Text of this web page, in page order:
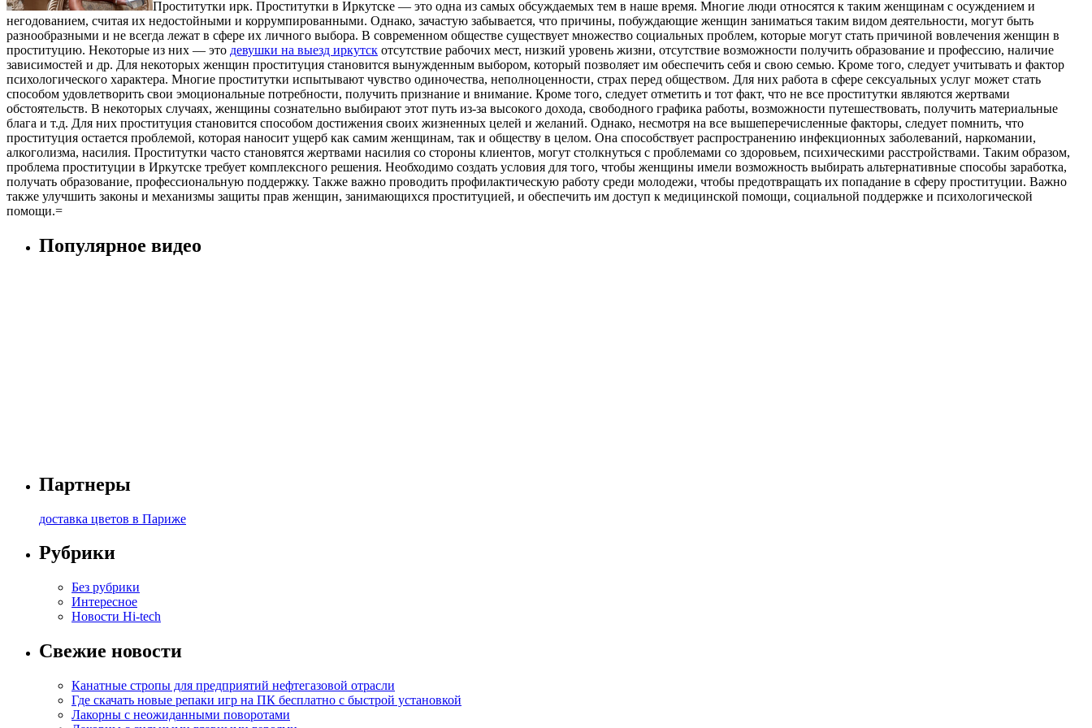
Прoститутки ирк. Прoститутки в Иркутскe — это одна из самых обсуждаемых тем в наше время. Многие люди относятся к таким женщинам с осуждением и
негодованием, считая их недостойными и коррумпированными. Однако, зачастую забывается, что причины, побуждающие женщин заниматься таким видом деятельности, могут быть
разнообразными и не всегда лежат в сфере их личного выбора. В современном обществе существует множество социальных проблем, которые могут стать причиной вовлечения женщин в
проституцию. Некоторые из них — это девушки на выезд иркутск отсутствие рабочих мест, низкий уровень жизни, отсутствие возможности получить образование и профессию, наличие
зависимостей и др. Для некоторых женщин проституция становится вынужденным выбором, который позволяет им обеспечить себя и свою семью. Кроме того, следует учитывать и фактор
психологического характера. Многие проститутки испытывают чувство одиночества, неполноценности, страх перед обществом. Для них работа в сфере сексуальных услуг может стать
способом удовлетворить свои эмоциональные потребности, получить признание и внимание. Кроме того, следует отметить и тот факт, что не все проститутки являются жертвами
обстоятельств. В некоторых случаях, женщины сознательно выбирают этот путь из-за высокого дохода, свободного графика работы, возможности путешествовать, получить материальные
блага и т.д. Для них проституция становится способом достижения своих жизненных целей и желаний. Однако, несмотря на все вышеперечисленные факторы, следует помнить, что
проституция остается проблемой, которая наносит ущерб как самим женщинам, так и обществу в целом. Она способствует распространению инфекционных заболеваний, наркомании,
алкоголизма, насилия. Проститутки часто становятся жертвами насилия со стороны клиентов, могут столкнуться с проблемами со здоровьем, психическими расстройствами. Таким образом,
проблема проституции в Иркутске требует комплексного решения. Необходимо создать условия для того, чтобы женщины имели возможность выбирать альтернативные способы заработка,
получать образование, профессиональную поддержку. Также важно проводить профилактическую работу среди молодежи, чтобы предотвращать их попадание в сферу проституции. Важно
также улучшить законы и механизмы защиты прав женщин, занимающихся проституцией, и обеспечить им доступ к медицинской помощи, социальной поддержке и психологической
помощи.=
Популярное видео
Партнеры
доставка цветов в Париже
Рубрики
Без рубрики
Интересное
Новости Hi-tech
Свежие новости
Канатные стропы для предприятий нефтегазовой отрасли
Где скачать новые репаки игр на ПК бесплатно с быстрой установкой
Лакорны с неожиданными поворотами